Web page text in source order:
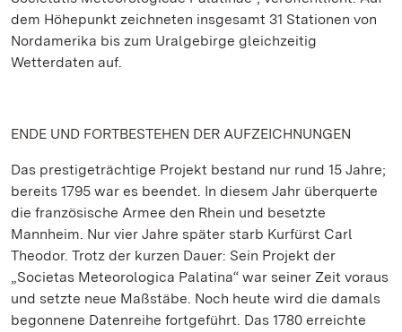
dem Höhepunkt zeichneten insgesamt 31 Stationen von
Nordamerika bis zum Uralgebirge gleichzeitig
Wetterdaten auf.
ENDE UND FORTBESTEHEN DER AUFZEICHNUNGEN
Das prestigeträchtige Projekt bestand nur rund 15 Jahre;
bereits 1795 war es beendet. In diesem Jahr überquerte
die französische Armee den Rhein und besetzte
Mannheim. Nur vier Jahre später starb Kurfürst Carl
Theodor. Trotz der kurzen Dauer: Sein Projekt der
„Societas Meteorologica Palatina“ war seiner Zeit voraus
und setzte neue Maßstäbe. Noch heute wird die damals
begonnene Datenreihe fortgeführt. Das 1780 erreichte